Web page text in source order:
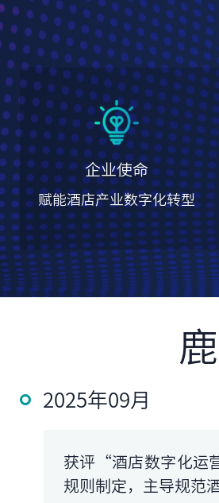
企业使命
赋能酒店产业数字化转型
2025年09月
获评“酒店数字化运
规则制定，主导规范